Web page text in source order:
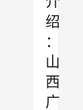
绍
：
山
西
广